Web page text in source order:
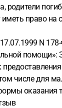
родители
право на
N
помощи»:
числе для
оказания